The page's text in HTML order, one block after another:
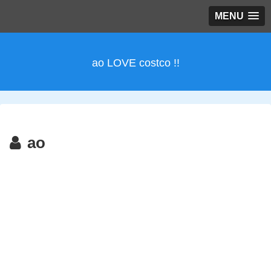
MENU
ao LOVE costco !!
ao